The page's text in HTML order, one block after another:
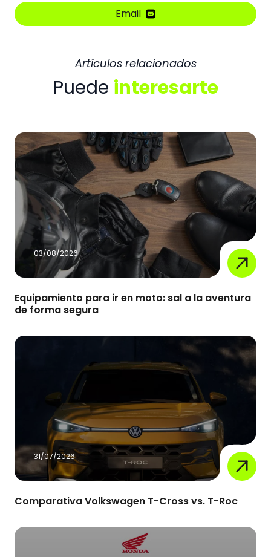
Email
Artículos relacionados
Puede interesarte
03/08/2026
Equipamiento para ir en moto: sal a la aventura
de forma segura
31/07/2026
Comparativa Volkswagen T-Cross vs. T-Roc